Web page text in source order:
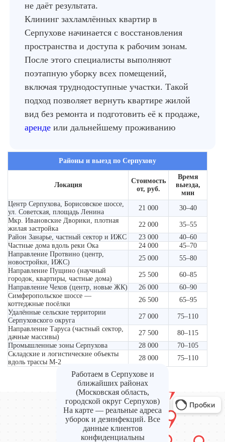
не даёт результата.
Клининг захламлённых квартир в
Серпухове начинается с восстановления
пространства и доступа к рабочим зонам.
После этого специалисты выполняют
поэтапную уборку всех помещений,
включая труднодоступные участки. Такой
подход позволяет вернуть квартире жилой
вид без ремонта и подготовить её к продаже,
аренде или дальнейшему проживанию
Районы и выезд по Серпухову
Локация
Стоимость
от, руб.
Время
выезда,
мин
Центр Серпухова, Борисовское шоссе,
ул. Советская, площадь Ленина
21 000
30–40
Мкр. Ивановские Дворики, плотная
жилая застройка
22 000
35–55
Район Занарье, частный сектор и ИЖС
23 000
40–60
Частные дома вдоль реки Ока
24 000
45–70
Направление Протвино (центр,
новостройки, ИЖС)
25 000
55–80
Направление Пущино (научный
городок, квартиры, частные дома)
25 500
60–85
Направление Чехов (центр, новые ЖК)
26 000
60–90
Симферопольское шоссе —
коттеджные посёлки
26 500
65–95
Удалённые сельские территории
Серпуховского округа
27 000
75–110
Направление Таруса (частный сектор,
дачные массивы)
27 500
80–115
Промышленные зоны Серпухова
28 000
70–105
Складские и логистические объекты
вдоль трассы М-2
28 000 75–110
Работаем в Серпухове и
ближайших районах
(Московская область,
городской округ Серпухов)
На карте — реальные адреса
уборок и дезинфекций. Все
данные клиентов
конфиденциальны